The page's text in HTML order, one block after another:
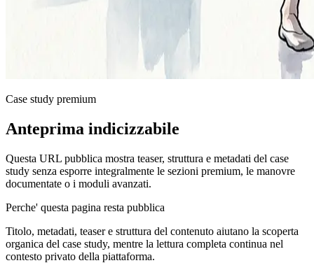
Case study premium
Anteprima indicizzabile
Questa URL pubblica mostra teaser, struttura e metadati del case
study senza esporre integralmente le sezioni premium, le manovre
documentate o i moduli avanzati.
Perche' questa pagina resta pubblica
Titolo, metadati, teaser e struttura del contenuto aiutano la scoperta
organica del case study, mentre la lettura completa continua nel
contesto privato della piattaforma.